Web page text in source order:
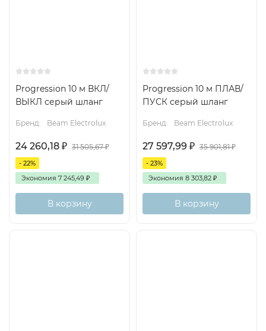
Progression 10 м ВКЛ/
ВЫКЛ серый шланг
Бренд: Beam Electrolux
24 260,18 ₽ 31 505,67₽
- 22%
Экономия 7 245,49 ₽
В корзину
Progression 10 м ПЛАВ/
ПУСК серый шланг
Бренд: Beam Electrolux
27 597,99 ₽ 35 901,81₽
- 23%
Экономия 8 303,82 ₽
В корзину